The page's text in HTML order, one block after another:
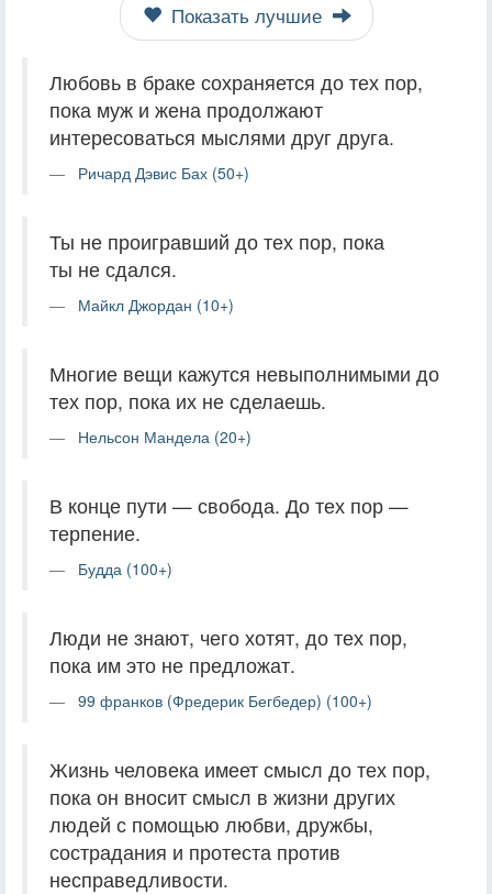
Показать лучшие
Любовь в браке сохраняется до тех пор,
пока муж и жена продолжают
интересоваться мыслями друг друга.
Ричард Дэвис Бах (50+)
Ты не проигравший до тех пор, пока
ты не сдался.
Майкл Джордан (10+)
Многие вещи кажутся невыполнимыми до
тех пор, пока их не сделаешь.
Нельсон Мандела (20+)
В конце пути — свобода. До тех пор —
терпение.
Будда (100+)
Люди не знают, чего хотят, до тех пор,
пока им это не предложат.
99 франков (Фредерик Бегбедер) (100+)
Жизнь человека имеет смысл до тех пор,
пока он вносит смысл в жизни других
людей с помощью любви, дружбы,
сострадания и протеста против
несправедливости.